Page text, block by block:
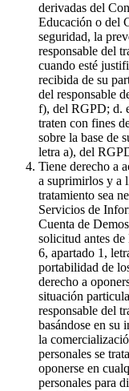
derivadas del
Educación o del
seguridad, la
responsable del
cuando esté
recibida de su
del responsable
f), del RGPD; d.
traten con fines
sobre la base de
letra a), del
Tiene derecho a
a suprimirlos y a
tratamiento sea
Servicios de
Cuenta de
solicitud antes
6, apartado 1,
portabilidad de
derecho a
situación
responsable del
basándose en su
la
personales se
oponerse en
personales para